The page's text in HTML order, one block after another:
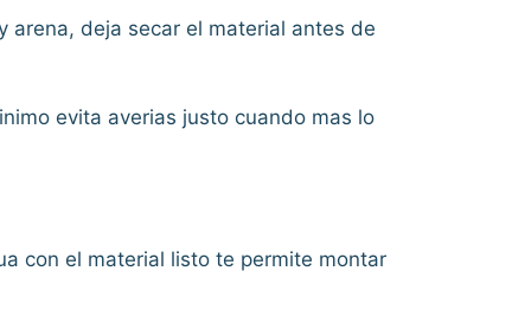
arena, deja secar el material antes de
evita averias justo cuando mas lo
con el material listo te permite montar